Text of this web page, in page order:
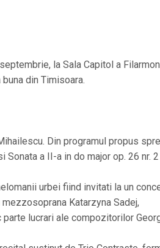
la Sala Capitol a
din Timisoara.
Din programul propus spre
a II-a in do major op. 26 nr.
urbei fiind invitati la un
Katarzyna Sadej,
lucrari ale compozitorilor